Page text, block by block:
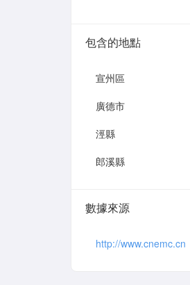
包含的地點
宣州區
廣德市
涇縣
郎溪縣
數據來源
http://www.cnemc.cn